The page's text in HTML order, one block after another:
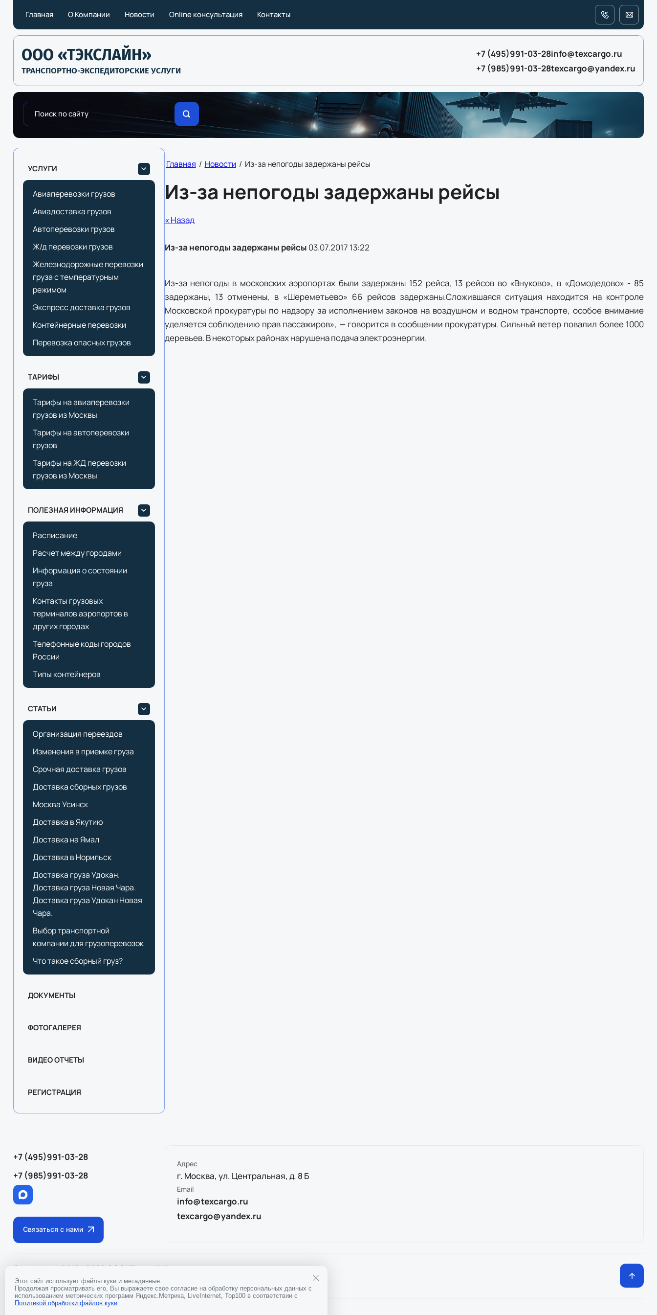
Главная О Компании Новости Online консультация Контакты
ООО «ТЭКСЛАЙН»
ТРАНСПОРТНО-ЭКСПЕДИТОРСКИЕ УСЛУГИ
+7 (495)991-03-28
+7 (985)991-03-28
info@texcargo.ru
texcargo@yandex.ru
УСЛУГИ
Авиаперевозки грузов
Авиадоставка грузов
Автоперевозки грузов
Ж/д перевозки грузов
Железнодорожные перевозки
груза с температурным
режимом
Экспресс доставка грузов
Контейнерные перевозки
Перевозка опасных грузов
ТАРИФЫ
Тарифы на авиаперевозки
грузов из Москвы
Тарифы на автоперевозки
грузов
Тарифы на ЖД перевозки
грузов из Москвы
ПОЛЕЗНАЯ ИНФОРМАЦИЯ
Расписание
Расчет между городами
Информация о состоянии
груза
Контакты грузовых
терминалов аэропортов в
других городах
Телефонные коды городов
России
Типы контейнеров
СТАТЬИ
Организация переездов
Изменения в приемке груза
Срочная доставка грузов
Доставка сборных грузов
Москва Усинск
Доставка в Якутию
Доставка на Ямал
Доставка в Норильск
Доставка груза Удокан.
Доставка груза Новая Чара.
Доставка груза Удокан Новая
Чара.
Выбор транспортной
компании для грузоперевозок
Что такое сборный груз?
ДОКУМЕНТЫ
ФОТОГАЛЕРЕЯ
ВИДЕО ОТЧЕТЫ
РЕГИСТРАЦИЯ
Главная / Новости / Из-за непогоды задержаны рейсы
Из-за непогоды задержаны рейсы
« Назад
Из-за непогоды задержаны рейсы 03.07.2017 13:22
Из-за непогоды в московских аэропортах были задержаны 152 рейса, 13 рейсов во «Внуково», в «Домодедово» - 85
задержаны, 13 отменены, в «Шереметьево» 66 рейсов задержаны.Сложившаяся ситуация находится на контроле
Московской прокуратуры по надзору за исполнением законов на воздушном и водном транспорте, особое внимание
уделяется соблюдению прав пассажиров», — говорится в сообщении прокуратуры. Сильный ветер повалил более 1000
деревьев. В некоторых районах нарушена подача электроэнергии.
+7 (495)991-03-28
+7 (985)991-03-28
Связаться с нами
Адрес
г. Москва, ул. Центральная, д. 8 Б
Email
info@texcargo.ru
texcargo@yandex.ru
Copyright © 2010 - 2026 ООО "Тэкслайн"
Политика конфиденциальности
Этот сайт использует файлы куки и метаданные.
Продолжая просматривать его, Вы выражаете свое согласие на обработку персональных данных с
использованием метрических программ Яндекс.Метрика, LiveInternet, Top100 в соответствии с
Политикой обработки файлов куки